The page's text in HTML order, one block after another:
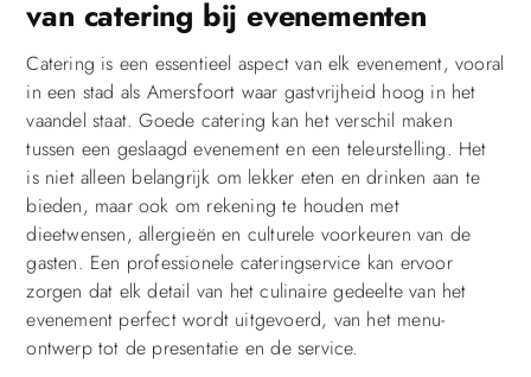
van catering bij evenementen
Catering is een essentieel aspect van elk evenement, vooral
in een stad als Amersfoort waar gastvrijheid hoog in het
vaandel staat. Goede catering kan het verschil maken
tussen een geslaagd evenement en een teleurstelling. Het
is niet alleen belangrijk om lekker eten en drinken aan te
bieden, maar ook om rekening te houden met
dieetwensen, allergieën en culturele voorkeuren van de
gasten. Een professionele cateringservice kan ervoor
zorgen dat elk detail van het culinaire gedeelte van het
evenement perfect wordt uitgevoerd, van het menu-
ontwerp tot de presentatie en de service.